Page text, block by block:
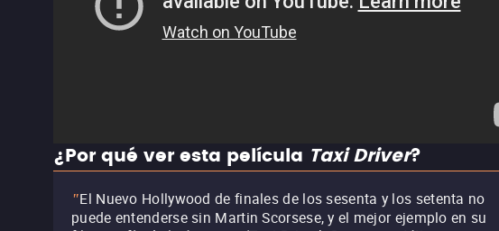
¿Por qué ver esta película Taxi Driver?
"El Nuevo Hollywood de finales de los sesenta y los setenta no
puede entenderse sin Martin Scorsese, y el mejor ejemplo en su